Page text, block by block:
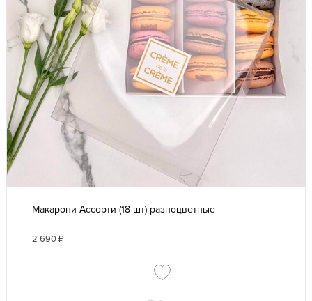
Макарони Ассорти (18 шт) разноцветные
2 690₽